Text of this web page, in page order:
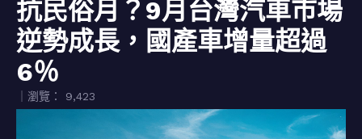
抗民俗月？9月台灣汽車市場
逆勢成長，國產車增量超過
6％
｜瀏覽： 9,423